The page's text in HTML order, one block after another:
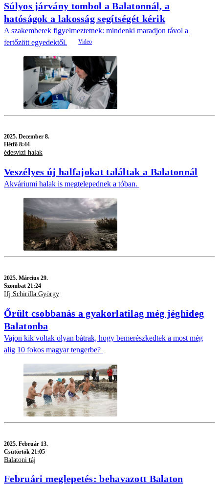
Súlyos járvány tombol a Balatonnál, a
hatóságok a lakosság segítségét kérik
A szakemberek figyelmeztetnek: mindenki maradjon távol a
fertőzött egyedektől.
2025. December 8.
Hétfő 8:44
édesvízi halak
Veszélyes új halfajokat találtak a Balatonnál
Akváriumi halak is megtelepednek a tóban.
2025. Március 29.
Szombat 21:24
Ifj Schirilla György
Őrült csobbanás a gyakorlatilag még jéghideg
Balatonba
Vajon kik voltak olyan bátrak, hogy bemerészkedtek a most még
alig 10 fokos magyar tengerbe?
2025. Február 13.
Csütörtök 21:05
Balatoni táj
Februári meglepetés: behavazott Balaton